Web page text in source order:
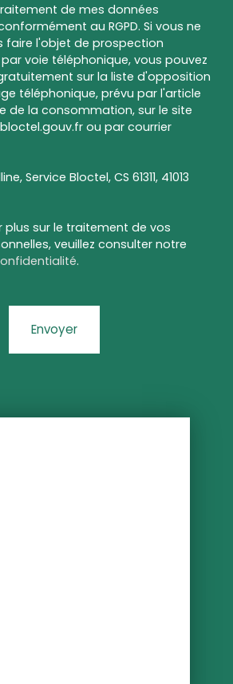
de mes données
au RGPD. Si vous ne
faire l'objet de prospection
voie téléphonique, vous pouvez
sur la liste d'opposition
téléphonique, prévu par l'article
de la consommation, sur le site
ou par courrier
Service Bloctel, CS 61311, 41013
plus sur le traitement de vos
veuillez consulter notre
.
Envoyer